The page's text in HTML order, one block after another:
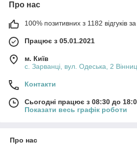
Про нас
100% позитивних з 1182 відгуків за
Працює з 05.01.2021
м. Київ
с. Зарванці, вул. Одеська, 2
Контакти
Сьогодні працює з 08:30 до
Показати весь графік роботи
Про нас